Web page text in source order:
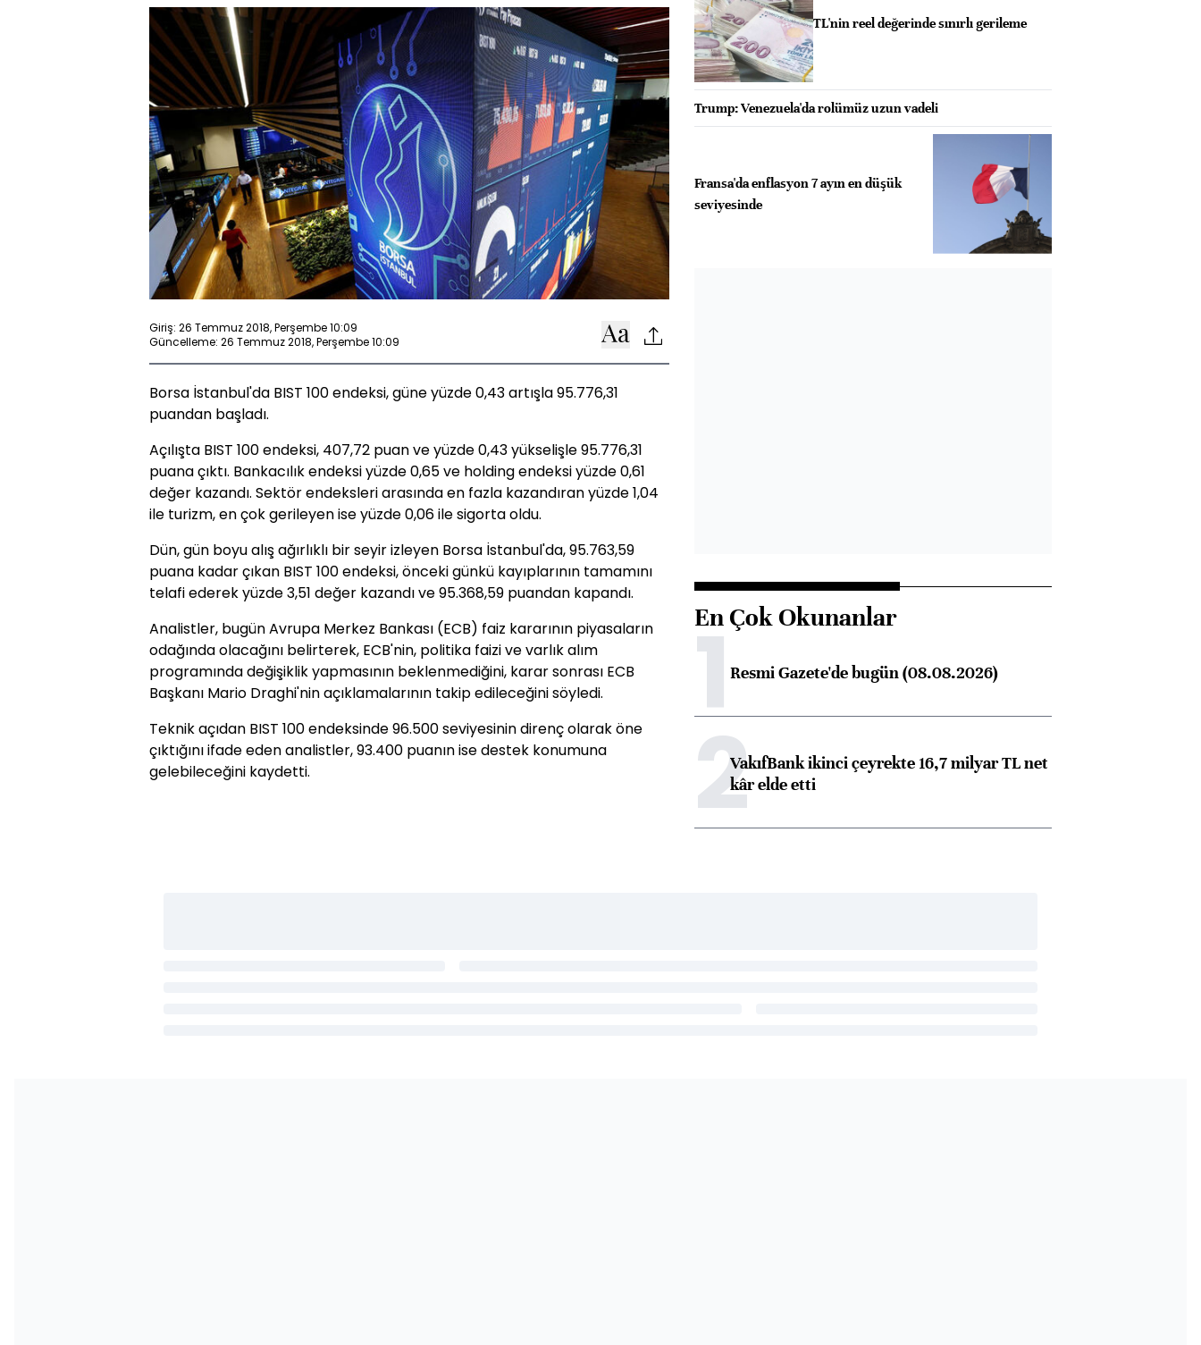
Giriş: 26 Temmuz 2018, Perşembe 10:09
Güncelleme: 26 Temmuz 2018, Perşembe 10:09
Borsa İstanbul'da BIST 100 endeksi, güne yüzde 0,43 artışla 95.776,31
puandan başladı.
Açılışta BIST 100 endeksi, 407,72 puan ve yüzde 0,43 yükselişle 95.776,31
puana çıktı. Bankacılık endeksi yüzde 0,65 ve holding endeksi yüzde 0,61
değer kazandı. Sektör endeksleri arasında en fazla kazandıran yüzde 1,04
ile turizm, en çok gerileyen ise yüzde 0,06 ile sigorta oldu.
Dün, gün boyu alış ağırlıklı bir seyir izleyen Borsa İstanbul'da, 95.763,59
puana kadar çıkan BIST 100 endeksi, önceki günkü kayıplarının tamamını
telafi ederek yüzde 3,51 değer kazandı ve 95.368,59 puandan kapandı.
Analistler, bugün Avrupa Merkez Bankası (ECB) faiz kararının piyasaların
odağında olacağını belirterek, ECB'nin, politika faizi ve varlık alım
programında değişiklik yapmasının beklenmediğini, karar sonrası ECB
Başkanı Mario Draghi'nin açıklamalarının takip edileceğini söyledi.
Teknik açıdan BIST 100 endeksinde 96.500 seviyesinin direnç olarak öne
çıktığını ifade eden analistler, 93.400 puanın ise destek konumuna
gelebileceğini kaydetti.
TL'nin reel değerinde sınırlı gerileme
Trump: Venezuela'da rolümüz uzun vadeli
Fransa'da enflasyon 7 ayın en düşük
seviyesinde
En Çok Okunanlar
1Resmi Gazete'de bugün (08.08.2026)
2VakıfBank ikinci çeyrekte 16,7 milyar TL net
kâr elde etti